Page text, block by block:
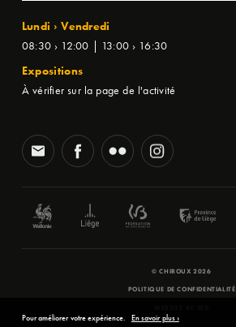
Lundi › Vendredi
08:30 › 12:00 | 13:00 › 16:30
Expositions
À vérifier sur la page de l'activité
© CHIROUX 2026
POLITIQUE DE CONFIDENTIALITÉ
Pour améliorer votre expérience. En savoir plus ›